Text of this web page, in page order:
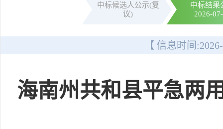
中标候选人公示(复
议)
中标结果
2026-
【 信息时间:
海南州共和县平急两